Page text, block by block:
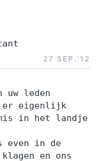
27 SEP.‘12
uw leden
er eigenlijk
in het landje
even in de
en ons